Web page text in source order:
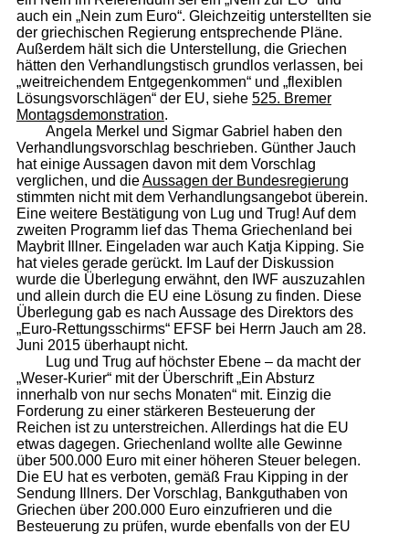
auch ein „Nein zum Euro“. Gleichzeitig unterstellten sie
der griechischen Regierung entsprechende Pläne.
Außerdem hält sich die Unterstellung, die Griechen
hätten den Verhandlungstisch grundlos verlassen, bei
„weitreichendem Entgegenkommen“ und „flexiblen
Lösungsvorschlägen“ der EU, siehe 525. Bremer
Montagsdemonstration.
Angela Merkel und Sigmar Gabriel haben den
Verhandlungsvorschlag beschrieben. Günther Jauch
hat einige Aussagen davon mit dem Vorschlag
verglichen, und dieAussagen der Bundesregierung
stimmten nicht mit dem Verhandlungsangebot überein.
Eine weitere Bestätigung von Lug und Trug! Auf dem
zweiten Programm lief das Thema Griechenland bei
Maybrit Illner. Eingeladen war auch Katja Kipping. Sie
hat vieles gerade gerückt. Im Lauf der Diskussion
wurde die Überlegung erwähnt, den IWF auszuzahlen
und allein durch die EU eine Lösung zu finden. Diese
Überlegung gab es nach Aussage des Direktors des
„Euro-Rettungsschirms“ EFSF bei Herrn Jauch am 28.
Juni 2015 überhaupt nicht.
Lug und Trug auf höchster Ebene – da macht der
„Weser-Kurier“ mit der Überschrift „Ein Absturz
innerhalb von nur sechs Monaten“ mit. Einzig die
Forderung zu einer stärkeren Besteuerung der
Reichen ist zu unterstreichen. Allerdings hat die EU
etwas dagegen. Griechenland wollte alle Gewinne
über 500.000 Euro mit einer höheren Steuer belegen.
Die EU hat es verboten, gemäß Frau Kipping in der
Sendung Illners. Der Vorschlag, Bankguthaben von
Griechen über 200.000 Euro einzufrieren und die
Besteuerung zu prüfen, wurde ebenfalls von der EU